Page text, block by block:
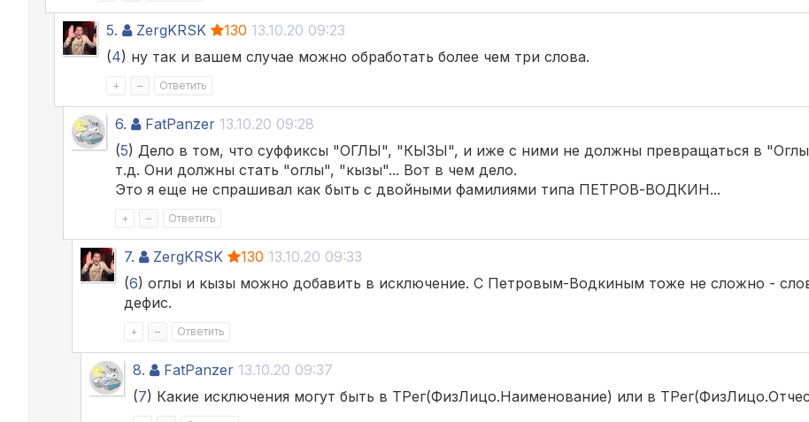
5. ZergKRSK 130 13.10.20 09:23
(4) ну так и вашем случае можно обработать более чем три слова.
+ – Ответить
6. FatPanzer 13.10.20 09:28
(5) Дело в том, что суффиксы "ОГЛЫ", "КЫЗЫ", и иже с ними не должны превращаться в
т.д. Они должны стать "оглы", "кызы"... Вот в чем дело.
Это я еще не спрашивал как быть с двойными фамилиями типа ПЕТРОВ-ВОДКИН...
+ – Ответить
7. ZergKRSK 130 13.10.20 09:33
(6) оглы и кызы можно добавить в исключение. С Петровым-Водкиным тоже не сложно -
дефис.
+ – Ответить
8. FatPanzer 13.10.20 09:37
(7) Какие исключения могут быть в ТРег(ФизЛицо.Наименование) или в